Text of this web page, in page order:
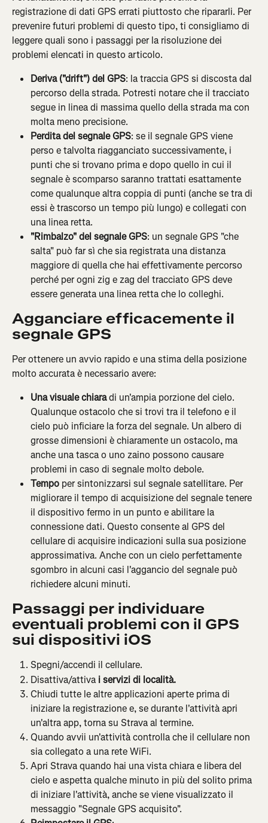
registrazione di dati GPS errati piuttosto che ripararli. Per
prevenire futuri problemi di questo tipo, ti consigliamo di
leggere quali sono i passaggi per la risoluzione dei
problemi elencati in questo articolo.
Deriva ("drift") del GPS: la traccia GPS si discosta dal
percorso della strada. Potresti notare che il tracciato
segue in linea di massima quello della strada ma con
molta meno precisione.
Perdita del segnale GPS: se il segnale GPS viene
perso e talvolta riagganciato successivamente, i
punti che si trovano prima e dopo quello in cui il
segnale è scomparso saranno trattati esattamente
come qualunque altra coppia di punti (anche se tra di
essi è trascorso un tempo più lungo) e collegati con
una linea retta.
"Rimbalzo" del segnale GPS: un segnale GPS "che
salta" può far sì che sia registrata una distanza
maggiore di quella che hai effettivamente percorso
perché per ogni zig e zag del tracciato GPS deve
essere generata una linea retta che lo colleghi.
Agganciare efficacemente il
segnale GPS
Per ottenere un avvio rapido e una stima della posizione
molto accurata è necessario avere:
Una visuale chiara di un'ampia porzione del cielo.
Qualunque ostacolo che si trovi tra il telefono e il
cielo può inficiare la forza del segnale. Un albero di
grosse dimensioni è chiaramente un ostacolo, ma
anche una tasca o uno zaino possono causare
problemi in caso di segnale molto debole.
Tempo per sintonizzarsi sul segnale satellitare. Per
migliorare il tempo di acquisizione del segnale tenere
il dispositivo fermo in un punto e abilitare la
connessione dati. Questo consente al GPS del
cellulare di acquisire indicazioni sulla sua posizione
approssimativa. Anche con un cielo perfettamente
sgombro in alcuni casi l'aggancio del segnale può
richiedere alcuni minuti.
Passaggi per individuare
eventuali problemi con il GPS
sui dispositivi iOS
Spegni/accendi il cellulare.
Disattiva/attiva i servizi di località.
Chiudi tutte le altre applicazioni aperte prima di
iniziare la registrazione e, se durante l'attività apri
un'altra app, torna su Strava al termine.
Quando avvii un'attività controlla che il cellulare non
sia collegato a una rete WiFi.
Apri Strava quando hai una vista chiara e libera del
cielo e aspetta qualche minuto in più del solito prima
di iniziare l'attività, anche se viene visualizzato il
messaggio "Segnale GPS acquisito".